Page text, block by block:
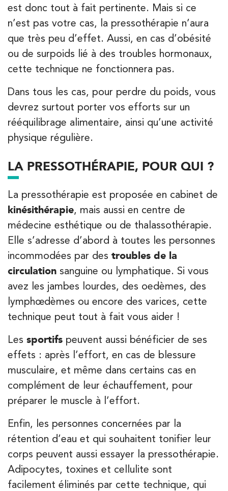
est donc tout à fait pertinente. Mais si ce
n’est pas votre cas, la pressothérapie n’aura
que très peu d’effet. Aussi, en cas d’obésité
ou de surpoids lié à des troubles hormonaux,
cette technique ne fonctionnera pas.
Dans tous les cas, pour perdre du poids, vous
devrez surtout porter vos efforts sur un
rééquilibrage alimentaire, ainsi qu’une activité
physique régulière.
LA PRESSOTHÉRAPIE, POUR QUI ?
La pressothérapie est proposée en cabinet de
kinésithérapie, mais aussi en centre de
médecine esthétique ou de thalassothérapie.
Elle s’adresse d’abord à toutes les personnes
incommodées par des troubles de la
circulation sanguine ou lymphatique. Si vous
avez les jambes lourdes, des oedèmes, des
lymphœdèmes ou encore des varices, cette
technique peut tout à fait vous aider !
Les sportifs peuvent aussi bénéficier de ses
effets : après l’effort, en cas de blessure
musculaire, et même dans certains cas en
complément de leur échauffement, pour
préparer le muscle à l’effort.
Enfin, les personnes concernées par la
rétention d’eau et qui souhaitent tonifier leur
corps peuvent aussi essayer la pressothérapie.
Adipocytes, toxines et cellulite sont
facilement éliminés par cette technique, qui
APPELEZ UN INSTITUT IK
1 Rue Mertens 92600 Bois-Colombes
1 Rue Mertens 92600 Bois-Colombes
01 43 50 50 81
PRENEZ RDV SUR
PRENEZ RDV SUR
IK Olympe Sante Antony – 92
28 Rue Velpeau 92160 Antony
Kinésithérapie
Koss Paris 8 – Haussmann
74 Bd Haussmann 75008 Paris
74 Bd Haussmann 75008 Paris
01 44 71 93 74
PRENEZ RDV SUR
Kinésithérapie
IK Morangis – 91
28 Rue Velpeau 92160 Antony
PRENEZ RDV SUR
Kinésithérapie Balnéothérapie